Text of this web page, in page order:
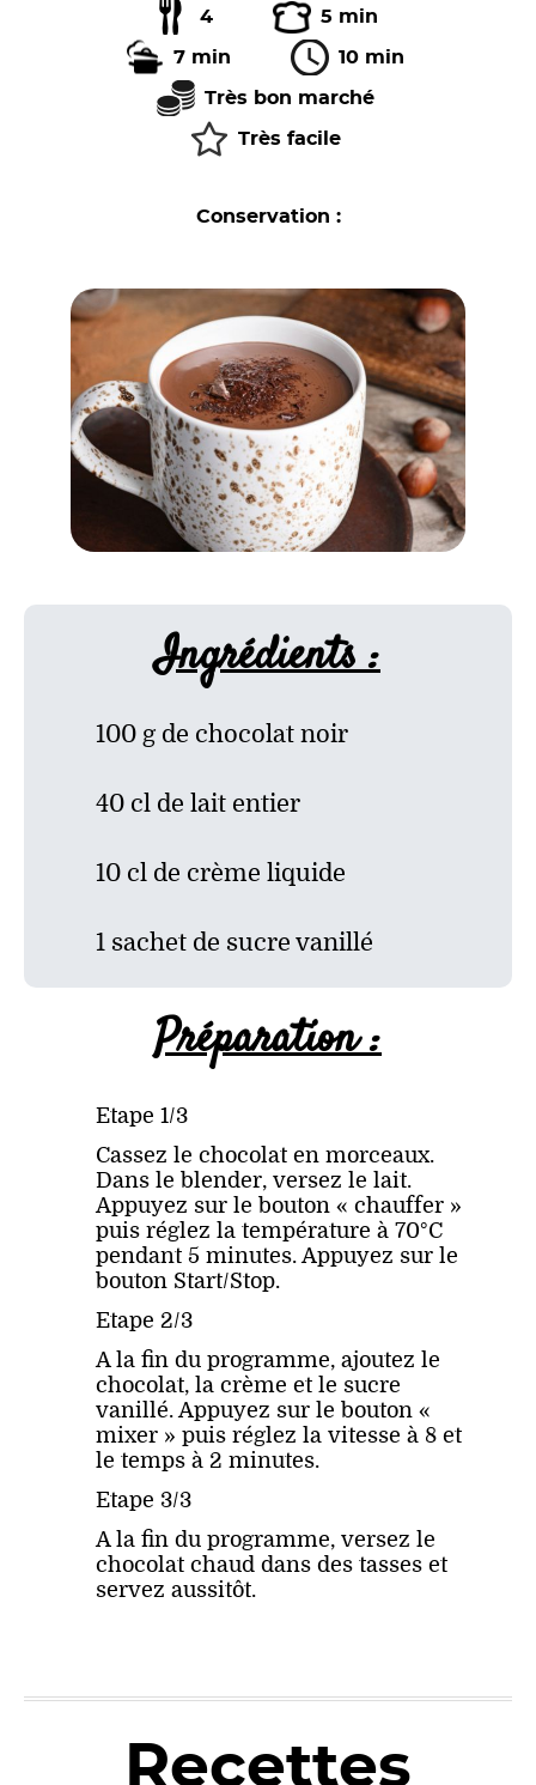
4 5 min
7 min 10 min
Très bon marché
Très facile
Conservation :
Ingrédients :
100 g de chocolat noir
40 cl de lait entier
10 cl de crème liquide
1 sachet de sucre vanillé
Préparation :
Etape 1/3
Cassez le chocolat en morceaux.
Dans le blender, versez le lait.
Appuyez sur le bouton « chauffer »
puis réglez la température à 70°C
pendant 5 minutes. Appuyez sur le
bouton Start/Stop.
Etape 2/3
A la fin du programme, ajoutez le
chocolat, la crème et le sucre
vanillé. Appuyez sur le bouton «
mixer » puis réglez la vitesse à 8 et
le temps à 2 minutes.
Etape 3/3
A la fin du programme, versez le
chocolat chaud dans des tasses et
servez aussitôt.
Recettes